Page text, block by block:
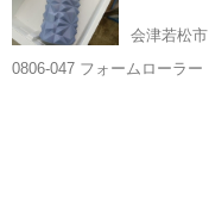
会津若松市
0806-047 フォームローラー 【状態】 ・使用に伴う多少のスレ、キ